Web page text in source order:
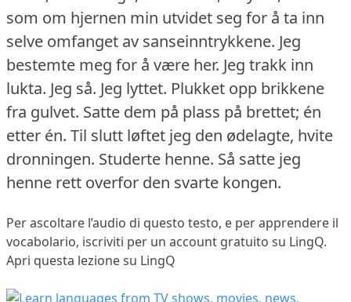
som om hjernen min utvidet seg for å ta inn
selve omfanget av sanseinntrykkene. Jeg
bestemte meg for å være her. Jeg trakk inn
lukta. Jeg så. Jeg lyttet. Plukket opp brikkene
fra gulvet. Satte dem på plass på brettet; én
etter én. Til slutt løftet jeg den ødelagte, hvite
dronningen. Studerte henne. Så satte jeg
henne rett overfor den svarte kongen.
Per ascoltare l’audio di questo testo, e per apprendere il
vocabolario, iscriviti per un account gratuito su LingQ.
Apri questa lezione su LingQ